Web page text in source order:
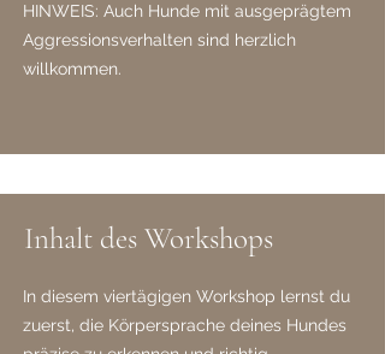
HINWEIS: Auch Hunde mit ausgeprägtem
Aggressionsverhalten sind herzlich
willkommen.
Inhalt des Workshops
In diesem viertägigen Workshop lernst du
zuerst, die Körpersprache deines Hundes